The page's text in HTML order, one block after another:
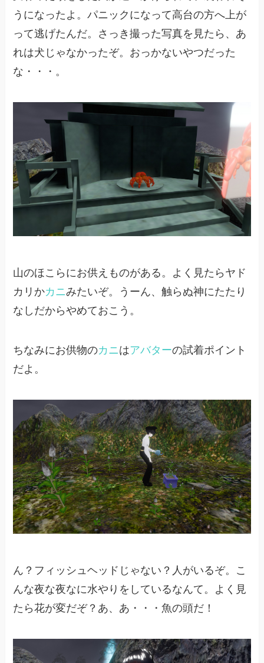
うになったよ。パニックになって高台の方へ上が
って逃げたんだ。さっき撮った写真を見たら、あ
れは犬じゃなかったぞ。おっかないやつだった
な・・・。
山のほこらにお供えものがある。よく見たらヤド
カリかカニみたいぞ。うーん、触らぬ神にたたり
なしだからやめておこう。
ちなみにお供物のカニはアバターの試着ポイント
だよ。
ん？フィッシュヘッドじゃない？人がいるぞ。こ
んな夜な夜なに水やりをしているなんて。よく見
たら花が変だぞ？あ、あ・・・魚の頭だ！